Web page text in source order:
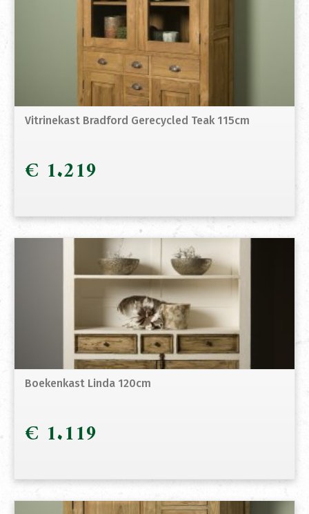
Vitrinekast Bradford Gerecycled Teak 115cm
€ 1.219
Boekenkast Linda 120cm
€ 1.119